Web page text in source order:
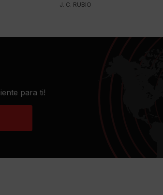
J. C. RUBIO
para ti!